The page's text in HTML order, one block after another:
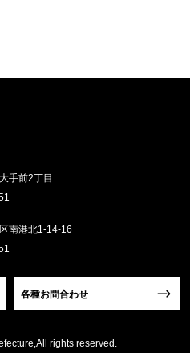
手前2丁目
南港北1-14-16
各種お問合わせ
rights reserved.